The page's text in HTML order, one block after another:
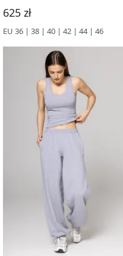
625 zł
EU 36 | 38 | 40 | 42 | 44 | 46